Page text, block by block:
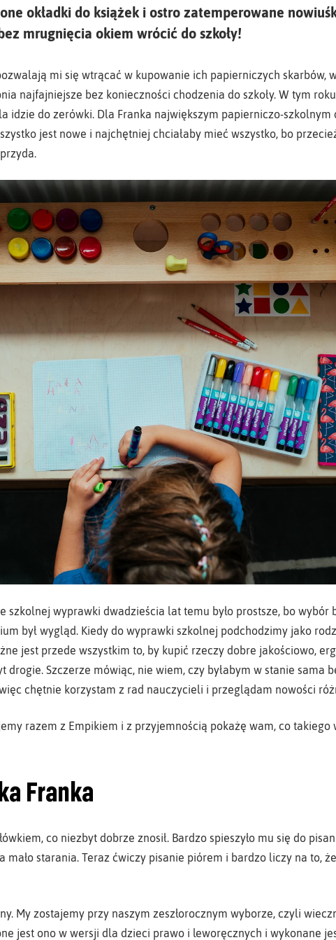
okładki do książek i ostro zatemperowane
mrugnięcia okiem wrócić do szkoły!
mi się wtrącać w kupowanie ich papierniczych skarbów,
najfajniejsze bez konieczności chodzenia do szkoły. W tym
idzie do zerówki. Dla Franka największym papierniczo-szkolnym
jest nowe i najchętniej chciałaby mieć wszystko, bo
szkolnej wyprawki dwadzieścia lat temu było prostsze, bo wybór
był wygląd. Kiedy do wyprawki szkolnej podchodzimy jako
jest przede wszystkim to, by kupić rzeczy dobre jakościowo,
Szczerze mówiąc, nie wiem, czy byłabym w stanie sama
chętnie korzystam z rad nauczycieli i przeglądam nowości
razem z Empikiem i z przyjemnością pokażę wam, co takiego
Franka
co niezbyt dobrze znosił. Bardzo spieszyło mu się do
mało starania. Teraz ćwiczy pisanie piórem i bardzo liczy na to,
My zostajemy przy naszym zeszłorocznym wyborze, czyli
jest ono w wersji dla dzieci prawo i leworęcznych i wykonane